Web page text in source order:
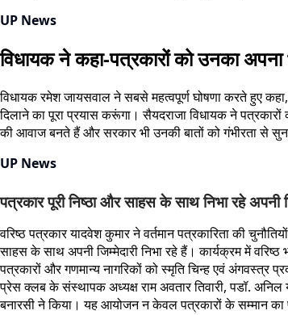
UP News
विधायक ने कहा-पत्रकारों को उनका
विधायक रमेश जायसवाल ने सबसे महत्वपूर्ण घोषणा करते हुए
दिलाने का पूरा प्रयास करूंगा। सैयदराजा विधायक ने
की आवाज बनते हैं और सरकार भी उनकी बातों को गंभीरता से
UP News
पत्रकार पूरी निष्ठा और साहस के साथ निभा रहे अपनी
वरिष्ठ पत्रकार यादवेश कुमार ने वर्तमान पत्रकारिता की
साहस के साथ अपनी जिम्मेदारी निभा रहे हैं। कार्यक्रम में
पत्रकारों और गणमान्य नागरिकों को स्मृति चिन्ह एवं
प्रेस क्लब के संस्थापक अध्यक्ष राम अवतार तिवारी, पडॉ. अनिल
बनारसी ने किया। यह आयोजन न केवल पत्रकारों के सम्मान का